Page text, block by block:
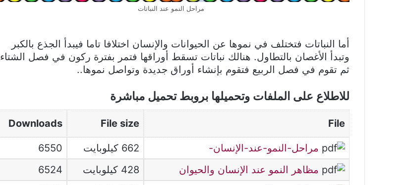
مراحل النمو عند النباتات
أما النباتات فتختلف في نموها عن الحيوانات والإنسان اختلافا تاما فيبدأ الجذع بالكبر
وتبدأ الأغصان بالتطاول. هنالك نباتات تسقط أوراقها فتمر بفترة ركون في فصل الشتاء
ثم تقوم في فصل الربيع فتقوم بإنشاء أوراق جديدة وتواصل نموها..
للاطلاع على الملفات وتحميلها بروبط تحميل مباشرة
File
File size
Downloads
مراحل-النمو-عند-الإنسان- 662 كيلوبايت
6550
مظاهر النمو عند الإنسان والحيوان
428 كيلوبايت
6524